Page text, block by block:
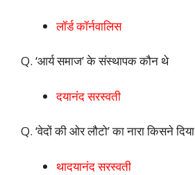
लॉर्ड कॉर्नवालिस
Q. ‘आर्य समाज’ के संस्थापक कौन थे
दयानंद सरस्वती
Q. ‘वेदों की ओर लौटो’ का नारा किसने दिया
थादयानंद सरस्वती